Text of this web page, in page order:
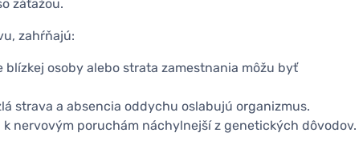
záťažou.
zahŕňajú:
blízkej osoby alebo strata zamestnania môžu byť
strava a absencia oddychu oslabujú organizmus.
k nervovým poruchám náchylnejší z genetických dôvodov.